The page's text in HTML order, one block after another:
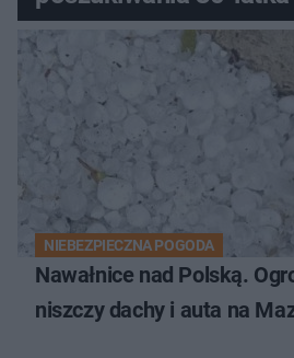
NIEBEZPIECZNA POGODA
Nawałnice nad Polską.
niszczy dachy i auta na